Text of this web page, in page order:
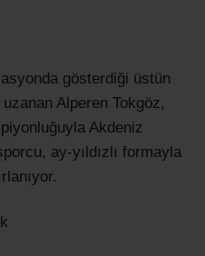
gösterdiği üstün
Alperen Tokgöz,
Akdeniz
ay-yıldızlı formayla